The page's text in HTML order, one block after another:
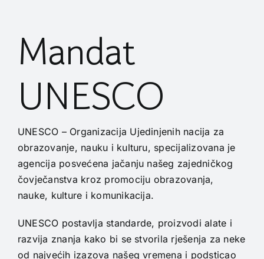
Mandat
UNESCO
UNESCO – Organizacija Ujedinjenih nacija za
obrazovanje, nauku i kulturu, specijalizovana je
agencija posvećena jačanju našeg zajedničkog
čovječanstva kroz promociju obrazovanja,
nauke, kulture i komunikacija.
UNESCO postavlja standarde, proizvodi alate i
razvija znanja kako bi se stvorila rješenja za neke
od najvećih izazova našeg vremena i podsticao